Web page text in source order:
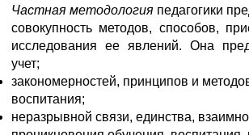
Частная методология педагогики
совокупность методов, способов,
исследования ее явлений. Она
учет;
закономерностей, принципов и
воспитания;
неразрывной связи, единства,